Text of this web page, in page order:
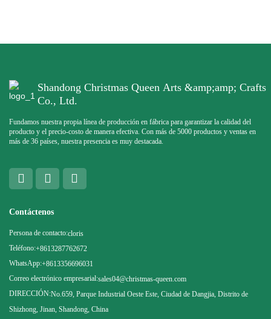
Shandong Christmas Queen Arts &amp;amp; Crafts
Co., Ltd.
Fundamos nuestra propia línea de producción en fábrica para garantizar la calidad del
producto y el precio-costo de manera efectiva. Con más de 5000 productos y ventas en
más de 36 países, nuestra presencia es muy destacada.
Contáctenos
Persona de contacto:cloris
Teléfono:+8613287762672
WhatsApp:+8613356696031
Correo electrónico empresarial:sales04@christmas-queen.com
DIRECCIÓN:No.659, Parque Industrial Oeste Este, Ciudad de Dangjia, Distrito de
Shizhong, Jinan, Shandong, China